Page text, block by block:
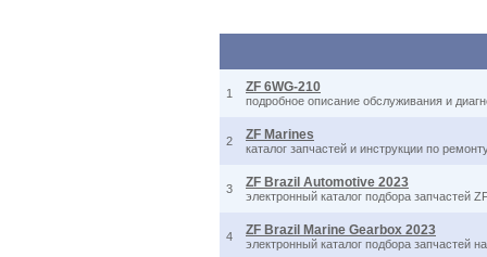
1 ZF 6WG-210
подробное описание обслуживания и
2 ZF Marines
каталог запчастей и инструкции по
3 ZF Brazil Automotive 2023
электронный каталог подбора запчастей
4 ZF Brazil Marine Gearbox 2023
электронный каталог подбора запчастей